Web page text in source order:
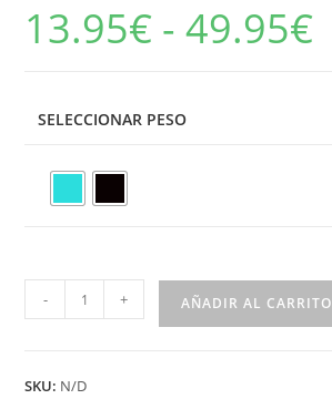
13.95€ - 49.95€
SELECCIONAR PESO
- + AÑADIR AL CARRITO
SKU: N/D